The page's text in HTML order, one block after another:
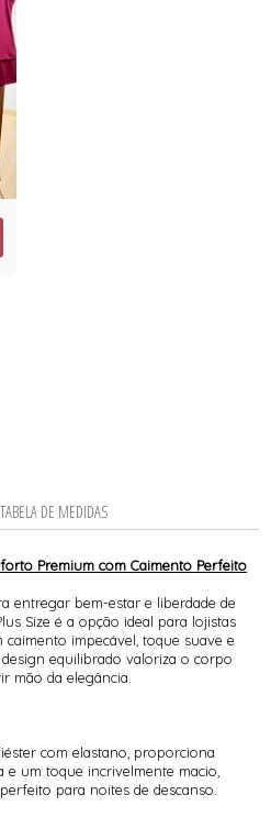
TABELA DE MEDIDAS
Premium com Caimento Perfeito
entregar bem-estar e liberdade de
Size é a opção ideal para lojistas
impecável, toque suave e
equilibrado valoriza o corpo
mão da elegância.
com elastano, proporciona
e um toque incrivelmente macio,
para noites de descanso.